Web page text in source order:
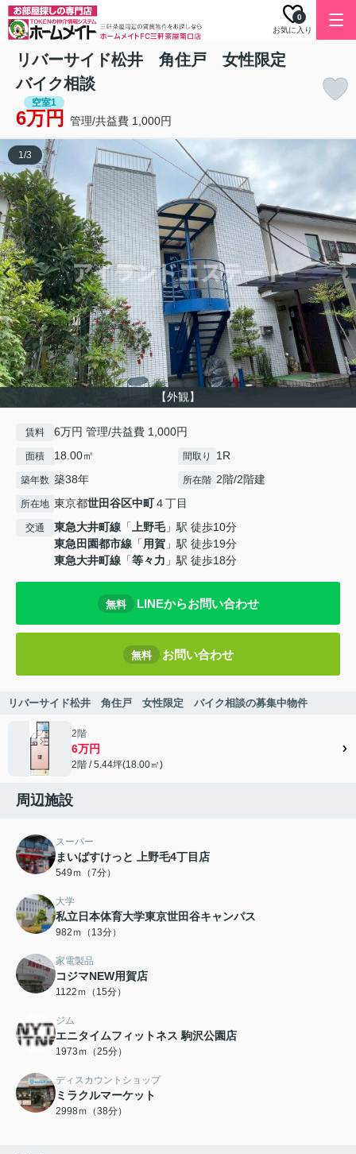
お気に入り
0
リバーサイド松井 角住戸 女性限定
バイク相談
空室1
6万円 管理/共益費 1,000円
【外観】
1/3
賃料 6万円 管理/共益費 1,000円
面積 18.00㎡ 間取り 1R
築年数 築38年 所在階 2階/2階建
所在地 東京都世田谷区中町４丁目
交通 東急大井町線 「上野毛」駅 徒歩10分
東急田園都市線 「用賀 」駅 徒歩19分
東急大井町線 「等々力 」駅 徒歩18分
無料 LINEからお問い合わせ
無料 お問い合わせ
リバーサイド松井 角住戸 女性限定 バイク相談の募集中物件
2階
6万円
2階 / 5.44坪(18.00㎡)
周辺施設
スーパー
まいばすけっと 上野毛4丁目店
549ｍ（7分）
大学
私立日本体育大学東京世田谷キャンパス
982ｍ（13分）
家電製品
コジマNEW用賀店
1122ｍ（15分）
ジム
エニタイムフィットネス 駒沢公園店
1973ｍ（25分）
ディスカウントショップ
ミラクルマーケット
2998ｍ（38分）